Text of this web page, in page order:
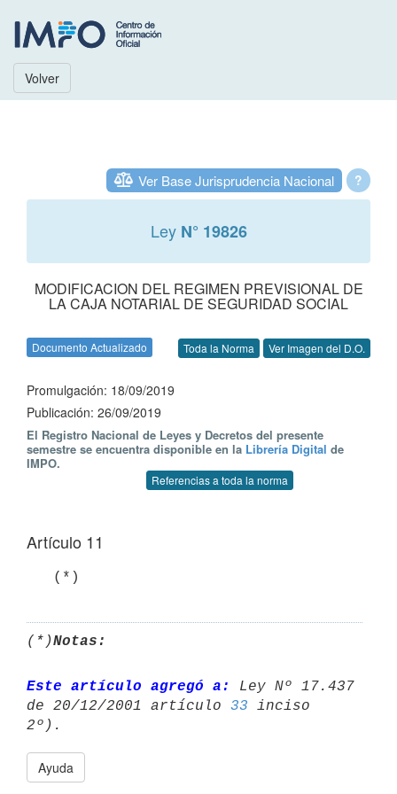
Volver
?
Ver Base Jurisprudencia Nacional
Ley N° 19826
MODIFICACION DEL REGIMEN PREVISIONAL DE
LA CAJA NOTARIAL DE SEGURIDAD SOCIAL
Documento Actualizado Toda la Norma Ver Imagen del D.O.
Promulgación: 18/09/2019
Publicación: 26/09/2019
El Registro Nacional de Leyes y Decretos del presente
semestre se encuentra disponible en la Librería Digital de
IMPO.
Referencias a toda la norma
Artículo 11
   (*)
(*)Notas:
Este artículo agregó a:
Ley Nº 17.437
de 20/12/2001 artículo 33 inciso
Ayuda